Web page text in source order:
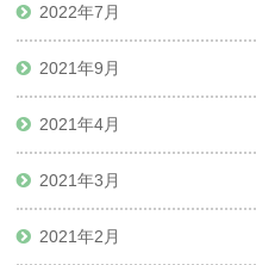
2022年7月
2021年9月
2021年4月
2021年3月
2021年2月